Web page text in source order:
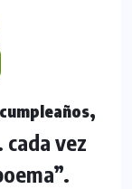
,
vez